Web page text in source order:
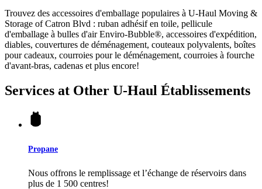
Trouvez des accessoires d'emballage populaires à U-Haul Moving &
Storage of Catron Blvd : ruban adhésif en toile, pellicule
d'emballage à bulles d'air Enviro-Bubble®, accessoires d'expédition,
diables, couvertures de déménagement, couteaux polyvalents, boîtes
pour cadeaux, courroies pour le déménagement, courroies à fourche
d'avant-bras, cadenas et plus encore!
Services at Other U-Haul Établissements
Propane
Nous offrons le remplissage et l’échange de réservoirs dans
plus de 1 500 centres!